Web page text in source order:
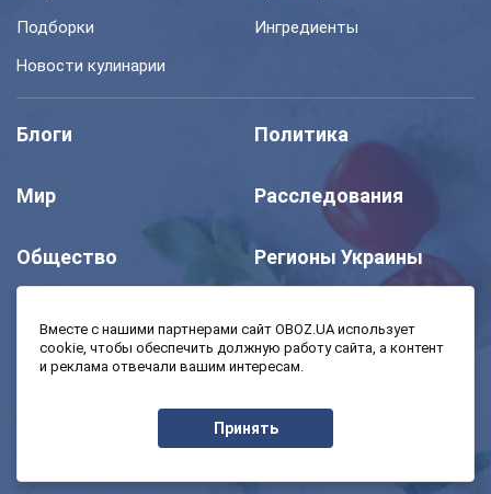
Подборки
Ингредиенты
Новости кулинарии
Блоги Политика
Мир Расследования
Общество Регионы Украины
Моя школа Авто
Экономика
Вместе с нашими партнерами сайт OBOZ.UA использует
cookie, чтобы обеспечить должную работу сайта, а контент
и реклама отвечали вашим интересам.
Принять